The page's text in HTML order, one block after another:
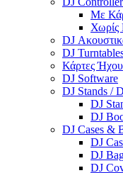
Με
Χωρίς
DJ
DJ
Κάρτες Ήχου
DJ Software
DJ Stands /
DJ
DJ
DJ Cases &
DJ
DJ
DJ